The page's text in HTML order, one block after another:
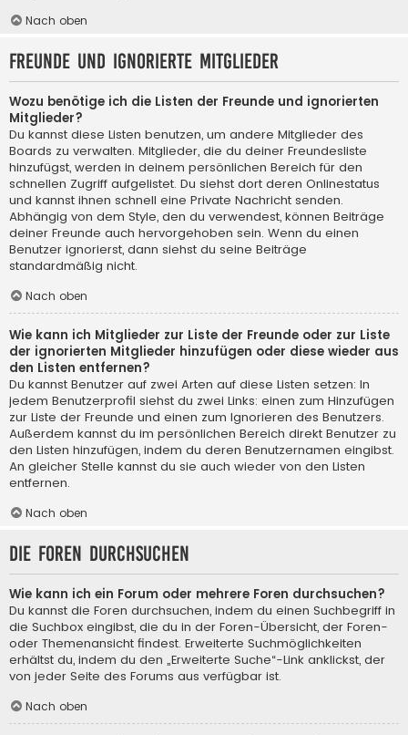
Nach oben
Freunde und ignorierte Mitglieder
Wozu benötige ich die Listen der Freunde und ignorierten
Mitglieder?
Du kannst diese Listen benutzen, um andere Mitglieder des
Boards zu verwalten. Mitglieder, die du deiner Freundesliste
hinzufügst, werden in deinem persönlichen Bereich für den
schnellen Zugriff aufgelistet. Du siehst dort deren Onlinestatus
und kannst ihnen schnell eine Private Nachricht senden.
Abhängig von dem Style, den du verwendest, können Beiträge
deiner Freunde auch hervorgehoben sein. Wenn du einen
Benutzer ignorierst, dann siehst du seine Beiträge
standardmäßig nicht.
Nach oben
Wie kann ich Mitglieder zur Liste der Freunde oder zur Liste
der ignorierten Mitglieder hinzufügen oder diese wieder aus
den Listen entfernen?
Du kannst Benutzer auf zwei Arten auf diese Listen setzen: In
jedem Benutzerprofil siehst du zwei Links: einen zum Hinzufügen
zur Liste der Freunde und einen zum Ignorieren des Benutzers.
Außerdem kannst du im persönlichen Bereich direkt Benutzer zu
den Listen hinzufügen, indem du deren Benutzernamen eingibst.
An gleicher Stelle kannst du sie auch wieder von den Listen
entfernen.
Nach oben
Die Foren durchsuchen
Wie kann ich ein Forum oder mehrere Foren durchsuchen?
Du kannst die Foren durchsuchen, indem du einen Suchbegriff in
die Suchbox eingibst, die du in der Foren-Übersicht, der Foren-
oder Themenansicht findest. Erweiterte Suchmöglichkeiten
erhältst du, indem du den „Erweiterte Suche“-Link anklickst, der
von jeder Seite des Forums aus verfügbar ist.
Nach oben